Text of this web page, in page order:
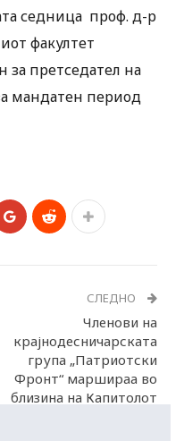
седница проф. д-р
факултет
за претседател на
мандатен период
СЛЕДНО
Членови на
крајнодесничарската
група „Патриотски
Фронт“ маршираа во
близина на Капитолот